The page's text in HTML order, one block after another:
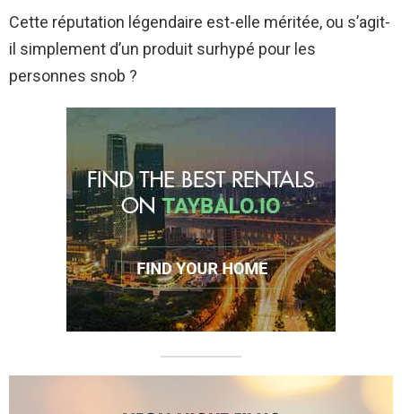
Cette réputation légendaire est-elle méritée, ou s’agit-
il simplement d’un produit surhypé pour les
personnes snob ?